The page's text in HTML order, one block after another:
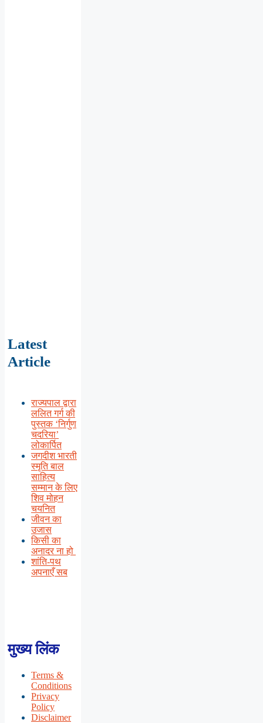
Latest
Article
राज्यपाल द्वारा
ललित गर्ग की
पुस्तक ‘निर्गुण
चदरिया’
लोकार्पित
जगदीश भारती
स्मृति बाल
साहित्य
सम्मान के लिए
शिव मोहन
चयनित
जीवन का
उजास
किसी का
अनादर ना हो
शांति-पथ
अपनाएँ सब
मुख्य लिंक
Terms &
Conditions
Privacy
Policy
Disclaimer